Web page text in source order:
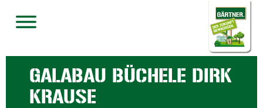
GALABAU BÜCHELE DIRK
KRAUSE